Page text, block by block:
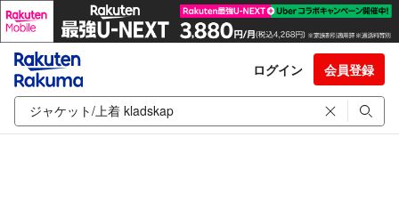
ログイン 会員登録